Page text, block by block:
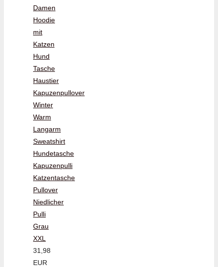
Damen
Hoodie
mit
Katzen
Hund
Tasche
Haustier
Kapuzenpullover
Winter
Warm
Langarm
Sweatshirt
Hundetasche
Kapuzenpulli
Katzentasche
Pullover
Niedlicher
Pulli
Grau
XXL
31,98
EUR